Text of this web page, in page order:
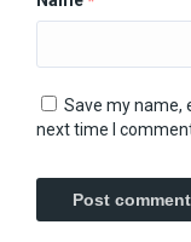
Save my name,
next time I